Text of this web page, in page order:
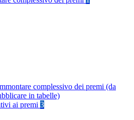
complessivo dei premi (da
in tabelle)
ai premi 3